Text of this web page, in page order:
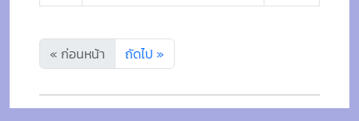
« ก่อนหน้า ถัดไป »